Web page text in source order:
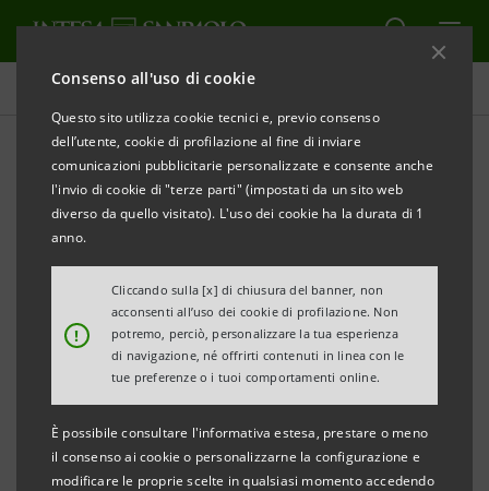
Consenso all'uso di cookie
Questo sito utilizza cookie tecnici e, previo consenso
dell’utente, cookie di profilazione al fine di inviare
comunicazioni pubblicitarie personalizzate e consente anche
l'invio di cookie di "terze parti" (impostati da un sito web
diverso da quello visitato). L'uso dei cookie ha la durata di 1
anno.
!
Cliccando sulla [x] di chiusura del banner, non
acconsenti all’uso dei cookie di profilazione. Non
potremo, perciò, personalizzare la tua esperienza
di navigazione, né offrirti contenuti in linea con le
tue preferenze o i tuoi comportamenti online.
È possibile consultare l'informativa estesa, prestare o meno
il consenso ai cookie o personalizzarne la configurazione e
modificare le proprie scelte in qualsiasi momento accedendo
Comunicati stampa
STAMPA AGGIORNA
Intesa Sanpaolo chiama Ivan Šramko, l’ex
Governatore della Banca Centrale slovacca, per le
Milano, Bratislava, 7 marzo 2011 – Ivan Šramko, ex
Governatore della Banca Centrale Slovacca, è stato
chiamato dal Gruppo Intesa Sanpaolo come
consulente per le attività del centro e sud-est Europa.
Nella sua nuova posizione rappresenterà infatti
Intesa Sanpaolo nei consigli di amministrazione di